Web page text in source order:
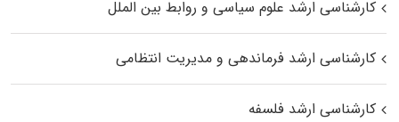
کارشناسی ارشد علوم سیاسی و روابط بین الملل
کارشناسی ارشد فرماندهی و مدیریت انتظامی
کارشناسی ارشد فلسفه